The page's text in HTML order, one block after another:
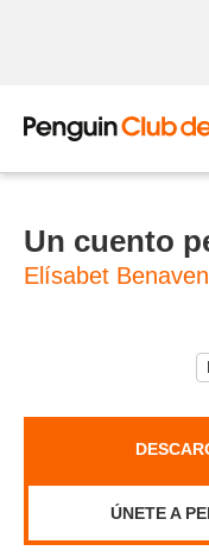
Un cuento
Elísabet
ÚNETE A